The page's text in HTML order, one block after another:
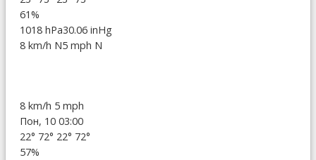
61%
1018 hPa30.06 inHg
8 km/h N5 mph N
8 km/h 5 mph
Пон, 10 03:00
22° 72° 22° 72°
57%